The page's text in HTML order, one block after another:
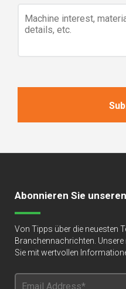
Abonnieren Sie
Von Tipps über die neuesten
Branchennachrichten.
Sie mit wertvollen